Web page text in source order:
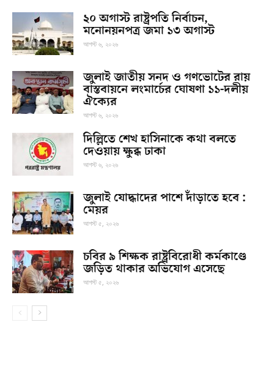
২০ অগাস্ট রাষ্ট্রপতি নির্বাচন,
মনোনয়নপত্র জমা ১৩ অগাস্ট
আগস্ট ৬, ২০২৬
জুলাই জাতীয় সনদ ও গণভোটের রায়
বাস্তবায়নে লংমার্চের ঘোষণা ১১-দলীয়
ঐক্যের
আগস্ট ৬, ২০২৬
দিল্লিতে শেখ হাসিনাকে কথা বলতে
দেওয়ায় ক্ষুব্ধ ঢাকা
আগস্ট ৬, ২০২৬
জুলাই যোদ্ধাদের পাশে দাঁড়াতে হবে :
মেয়র
আগস্ট ৫, ২০২৬
চবির ৯ শিক্ষক রাষ্ট্রবিরোধী কর্মকাণ্ডে
জড়িত থাকার অভিযোগ এসেছে
আগস্ট ৫, ২০২৬